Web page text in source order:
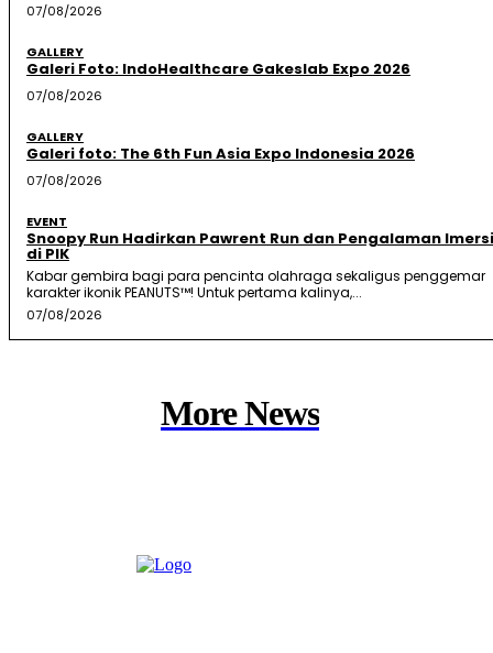
07/08/2026
GALLERY
Galeri Foto: IndoHealthcare Gakeslab Expo 2026
07/08/2026
GALLERY
Galeri foto: The 6th Fun Asia Expo Indonesia 2026
07/08/2026
EVENT
Snoopy Run Hadirkan Pawrent Run dan Pengalaman
di PIK
Kabar gembira bagi para pencinta olahraga sekaligus penggemar
karakter ikonik PEANUTS™! Untuk pertama kalinya,...
07/08/2026
More News